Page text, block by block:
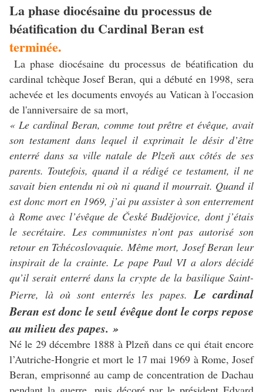
La phase diocésaine du processus de
béatification du Cardinal Beran est
terminée.
La phase diocésaine du processus de béatification du
cardinal tchèque Josef Beran, qui a débuté en 1998, sera
achevée et les documents envoyés au Vatican à l'occasion
de l'anniversaire de sa mort,
« Le cardinal Beran, comme tout prêtre et évêque, avait
son testament dans lequel il exprimait le désir d’être
enterré dans sa ville natale de Plzeň aux côtés de ses
parents. Toutefois, quand il a rédigé ce testament, il ne
savait bien entendu ni où ni quand il mourrait. Quand il
est donc mort en 1969, j’ai pu assister à son enterrement
à Rome avec l’évêque de České Budějovice, dont j’étais
le secrétaire. Les communistes n’ont pas autorisé son
retour en Tchécoslovaquie. Même mort, Josef Beran leur
inspirait de la crainte. Le pape Paul VI a alors décidé
qu’il serait enterré dans la crypte de la basilique Saint-
Pierre, là où sont enterrés les papes.Le cardinal
Beran est donc le seul évêque dont le corps repose
au milieu des papes. »
Né le 29 décembre 1888 à Plzeň dans ce qui était encore
l’Autriche-Hongrie et mort le 17 mai 1969 à Rome, Josef
Beran, emprisonné au camp de concentration de Dachau